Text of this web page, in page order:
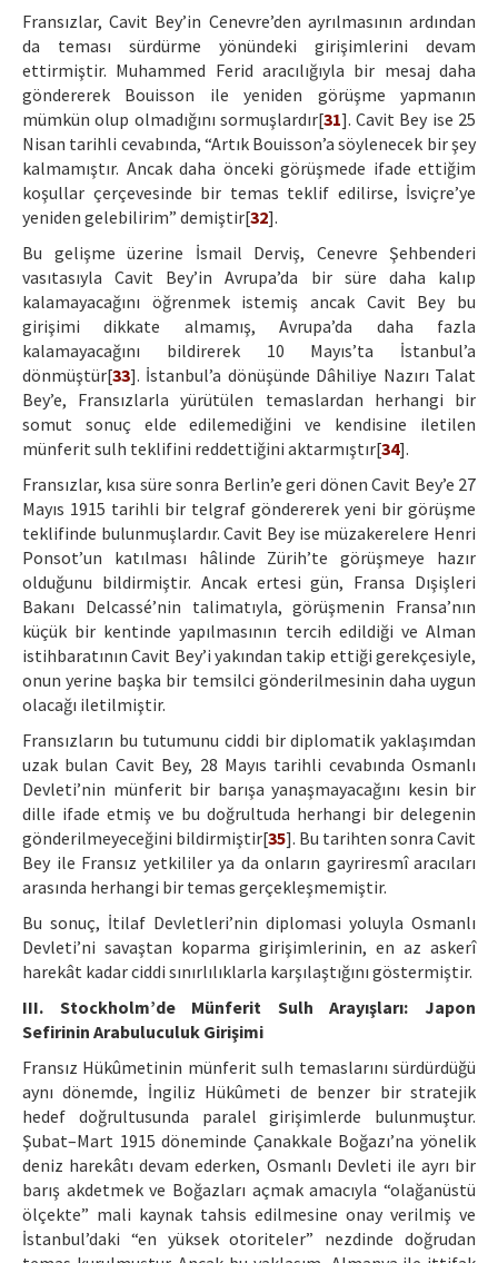
Fransızlar, Cavit Bey’in Cenevre’den ayrılmasının ardından
da teması sürdürme yönündeki girişimlerini devam
ettirmiştir. Muhammed Ferid aracılığıyla bir mesaj daha
göndererek Bouisson ile yeniden görüşme yapmanın
mümkün olup olmadığını sormuşlardır[31]. Cavit Bey ise 25
Nisan tarihli cevabında, “Artık Bouisson’a söylenecek bir şey
kalmamıştır. Ancak daha önceki görüşmede ifade ettiğim
koşullar çerçevesinde bir temas teklif edilirse, İsviçre’ye
yeniden gelebilirim” demiştir[32].
Bu gelişme üzerine İsmail Derviş, Cenevre Şehbenderi
vasıtasıyla Cavit Bey’in Avrupa’da bir süre daha kalıp
kalamayacağını öğrenmek istemiş ancak Cavit Bey bu
girişimi dikkate almamış, Avrupa’da daha fazla
kalamayacağını bildirerek 10 Mayıs’ta İstanbul’a
dönmüştür[33]. İstanbul’a dönüşünde Dâhiliye Nazırı Talat
Bey’e, Fransızlarla yürütülen temaslardan herhangi bir
somut sonuç elde edilemediğini ve kendisine iletilen
münferit sulh teklifini reddettiğini aktarmıştır[34].
Fransızlar, kısa süre sonra Berlin’e geri dönen Cavit Bey’e 27
Mayıs 1915 tarihli bir telgraf göndererek yeni bir görüşme
teklifinde bulunmuşlardır. Cavit Bey ise müzakerelere Henri
Ponsot’un katılması hâlinde Zürih’te görüşmeye hazır
olduğunu bildirmiştir. Ancak ertesi gün, Fransa Dışişleri
Bakanı Delcassé’nin talimatıyla, görüşmenin Fransa’nın
küçük bir kentinde yapılmasının tercih edildiği ve Alman
istihbaratının Cavit Bey’i yakından takip ettiği gerekçesiyle,
onun yerine başka bir temsilci gönderilmesinin daha uygun
olacağı iletilmiştir.
Fransızların bu tutumunu ciddi bir diplomatik yaklaşımdan
uzak bulan Cavit Bey, 28 Mayıs tarihli cevabında Osmanlı
Devleti’nin münferit bir barışa yanaşmayacağını kesin bir
dille ifade etmiş ve bu doğrultuda herhangi bir delegenin
gönderilmeyeceğini bildirmiştir[35]. Bu tarihten sonra Cavit
Bey ile Fransız yetkililer ya da onların gayriresmî aracıları
arasında herhangi bir temas gerçekleşmemiştir.
Bu sonuç, İtilaf Devletleri’nin diplomasi yoluyla Osmanlı
Devleti’ni savaştan koparma girişimlerinin, en az askerî
harekât kadar ciddi sınırlılıklarla karşılaştığını göstermiştir.
III. Stockholm’de Münferit Sulh Arayışları: Japon
Sefirinin Arabuluculuk Girişimi
Fransız Hükûmetinin münferit sulh temaslarını sürdürdüğü
aynı dönemde, İngiliz Hükûmeti de benzer bir stratejik
hedef doğrultusunda paralel girişimlerde bulunmuştur.
Şubat–Mart 1915 döneminde Çanakkale Boğazı’na yönelik
deniz harekâtı devam ederken, Osmanlı Devleti ile ayrı bir
barış akdetmek ve Boğazları açmak amacıyla “olağanüstü
ölçekte” mali kaynak tahsis edilmesine onay verilmiş ve
İstanbul’daki “en yüksek otoriteler” nezdinde doğrudan